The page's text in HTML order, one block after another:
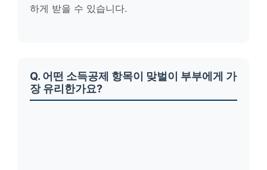
하게 받을 수 있습니다.
Q. 어떤 소득공제 항목이 맞벌이 부부에게 가
장 유리한가요?